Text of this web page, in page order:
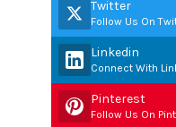
Twitter
Follow Us On
Linkedin
Connect With
Pinterest
Follow Us On